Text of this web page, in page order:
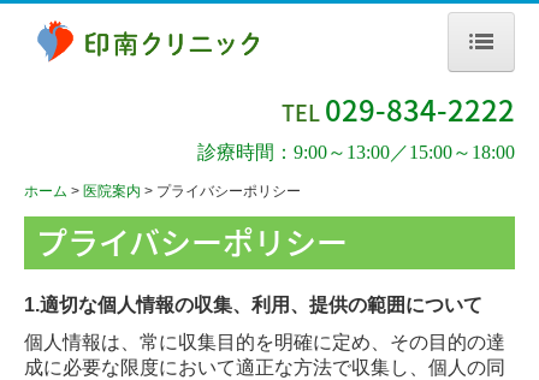
プライバシーポリシー
お知らせ
予防接種のお知らせ
発熱外来のお知らせ
マイナ保険証のお知らせ
TEL029-834-2222
診療時間：9:00～13:00／15:00～18:00
ホーム 医院案内 プライバシーポリシー
プライバシーポリシー
1.適切な個人情報の収集、利用、提供の範囲について
個人情報は、常に収集目的を明確に定め、その目的の達
成に必要な限度において適正な方法で収集し、個人の同